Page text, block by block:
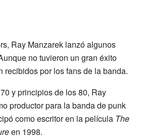
Ray Manzarek lanzó algunos
no tuvieron un gran éxito
recibidos por los fans de la banda.
y principios de los 80, Ray
productor para la banda de punk
como escritor en la película The
en 1998.